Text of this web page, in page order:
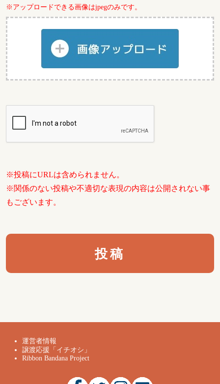
※アップロードできる画像はjpegのみです。
※投稿にURLは含められません。
※関係のない投稿や不適切な表現の内容は公開されない事
もございます。
運営者情報
譲渡応援「イチオシ」
Ribbon Bandana Project